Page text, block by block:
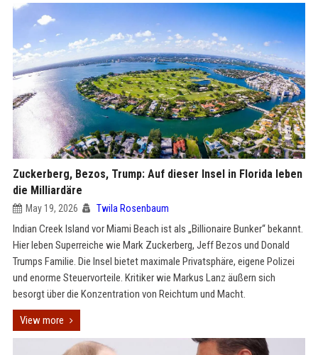
Zuckerberg, Bezos, Trump: Auf dieser Insel in Florida leben
die Milliardäre
May 19, 2026 Twila Rosenbaum
Indian Creek Island vor Miami Beach ist als „Billionaire Bunker“ bekannt.
Hier leben Superreiche wie Mark Zuckerberg, Jeff Bezos und Donald
Trumps Familie. Die Insel bietet maximale Privatsphäre, eigene Polizei
und enorme Steuervorteile. Kritiker wie Markus Lanz äußern sich
besorgt über die Konzentration von Reichtum und Macht.
View more